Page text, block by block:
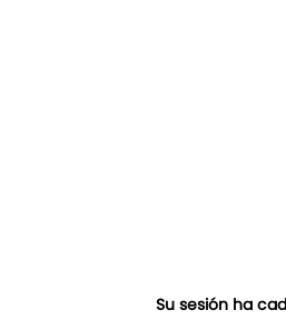
Su sesión ha